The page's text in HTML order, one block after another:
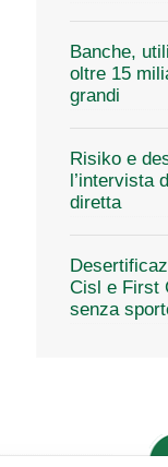
Banche,
oltre 15
grandi
Risiko e
l’intervista
diretta
Cisl e First
senza